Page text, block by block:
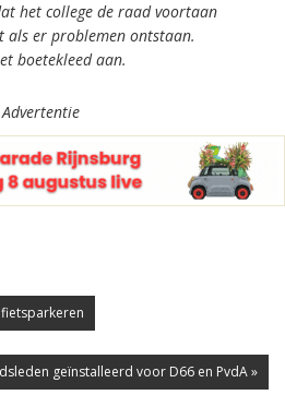
het college de raad voortaan
er problemen ontstaan.
boetekleed aan.
Advertentie
geïnstalleerd voor D66 en PvdA »